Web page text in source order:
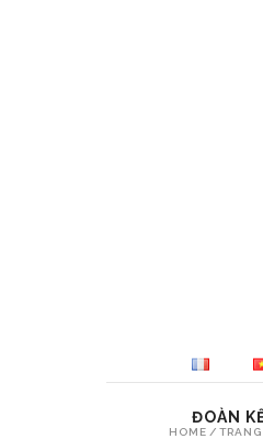
ĐOÀN
HOME /